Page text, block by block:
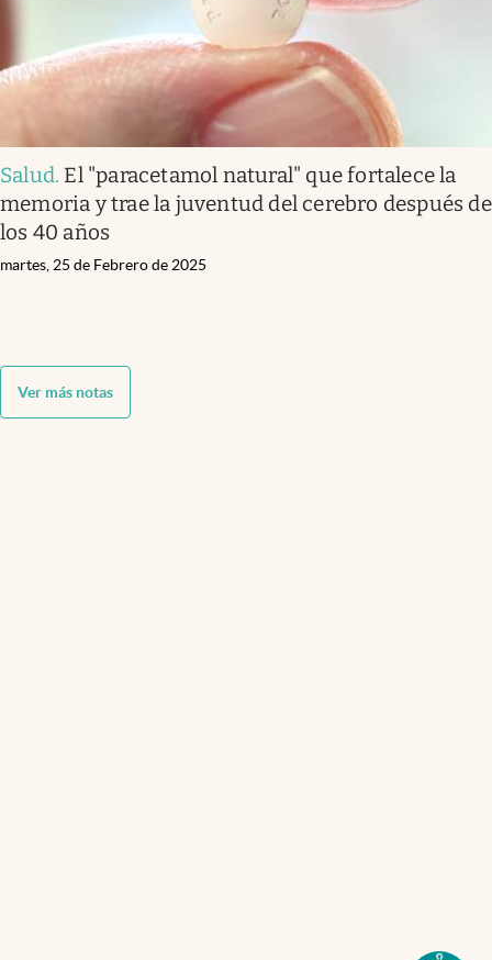
Salud. El "paracetamol natural" que fortalece la
memoria y trae la juventud del cerebro después de
los 40 años
martes, 25 de Febrero de 2025
Ver más notas